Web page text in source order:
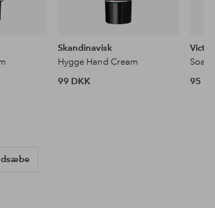
Skandinavisk
Hygge Hand Cream
99 DKK
Victor
Soap
95